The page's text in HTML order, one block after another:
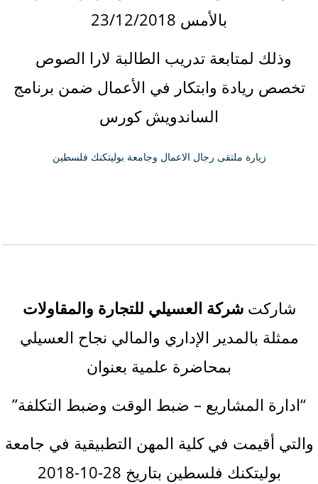
بالأمس 23/12/2018
تخصص ريادة وابتكار في الأعمال ضمن برنامج
الساندويش كورس
زيارة ملتقى رجال الاعمال وجامعة بوليتكنك فلسطين
شاركتشركة العسيلي للتجارة والمقاولات
ممثلة بالمدير الإداري والمالي نجاح العسيلي
بمحاضرة علمية بعنوان
“ادارة المشاريع – ضبط الوقت وضبط التكلفة”
والتي أقيمت في كلية المهن التطبيقية في جامعة
بوليتكنك فلسطين بتاريخ 28-10-2018